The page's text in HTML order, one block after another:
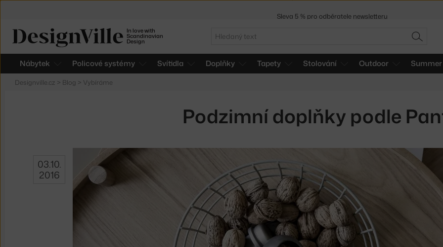
In love with
Scandinavian
Design
Hledat
HLEDAT
Nábytek Policové systémy Svítidla Doplňky Tapety Stolování Outdoor Summer
Designville.cz > Blog > Vybíráme
Podzimní doplňky podle
03.10.
2016